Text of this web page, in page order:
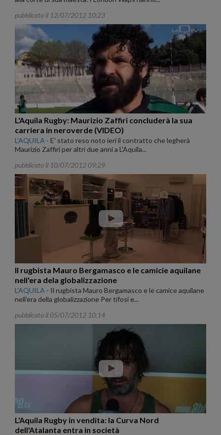
pubblicato il 12/07/2012 10:23
L'Aquila Rugby: Maurizio Zaffiri concluderà la sua
carriera in neroverde (VIDEO)
L'AQUILA - E' stato reso noto ieri il contratto che legherà
Maurizio Zaffiri per altri due anni a L'Aquila...
pubblicato il 10/07/2012 09:29
Il rugbista Mauro Bergamasco e le camicie aquilane
nell'era dela globalizzazione
L'AQUILA - Il rugbista Mauro Bergamasco e le camice aquilane
nell'era della globalizzazione Per tifosi e...
pubblicato il 05/07/2012 10:14
L'Aquila Rugby in vendita: la Curva Nord
dell'Atalanta entra in società